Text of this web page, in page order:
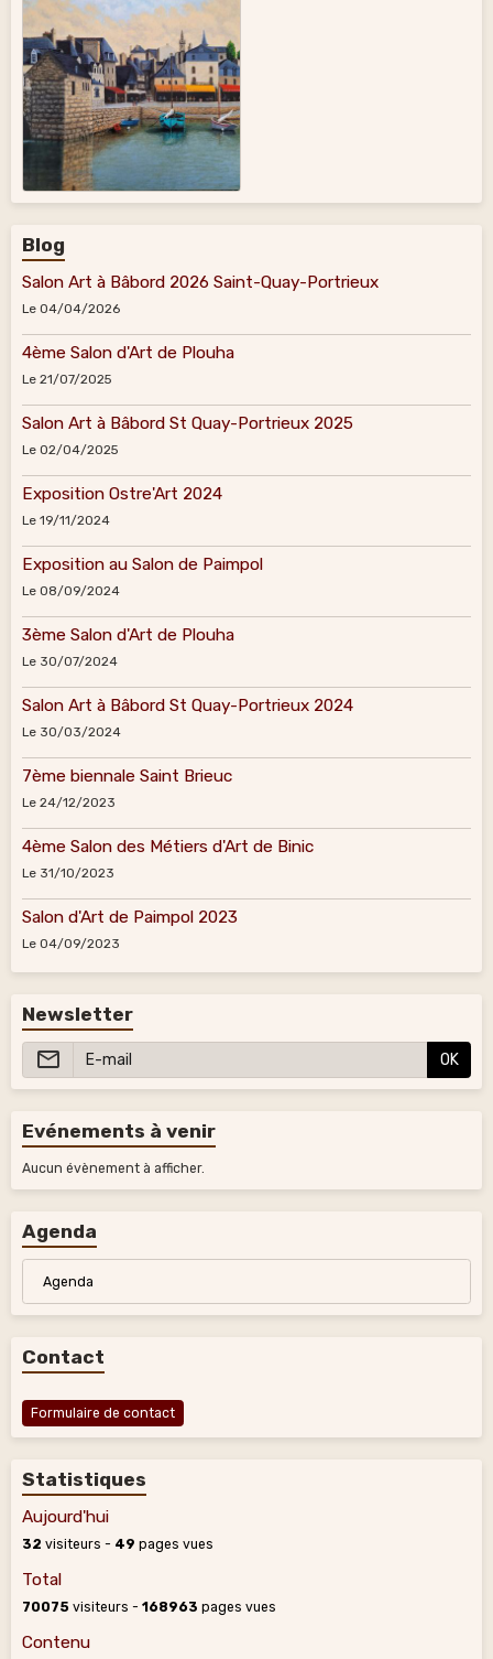
Blog
Salon Art à Bâbord 2026 Saint-Quay-Portrieux
Le 04/04/2026
4ème Salon d'Art de Plouha
Le 21/07/2025
Salon Art à Bâbord St Quay-Portrieux 2025
Le 02/04/2025
Exposition Ostre'Art 2024
Le 19/11/2024
Exposition au Salon de Paimpol
Le 08/09/2024
3ème Salon d'Art de Plouha
Le 30/07/2024
Salon Art à Bâbord St Quay-Portrieux 2024
Le 30/03/2024
7ème biennale Saint Brieuc
Le 24/12/2023
4ème Salon des Métiers d'Art de Binic
Le 31/10/2023
Salon d'Art de Paimpol 2023
Le 04/09/2023
Newsletter
OK
Evénements à venir
Aucun évènement à afficher.
Agenda
Agenda
Contact
Formulaire de contact
Statistiques
Aujourd'hui
32 visiteurs - 49 pages vues
Total
70075 visiteurs - 168963 pages vues
Contenu